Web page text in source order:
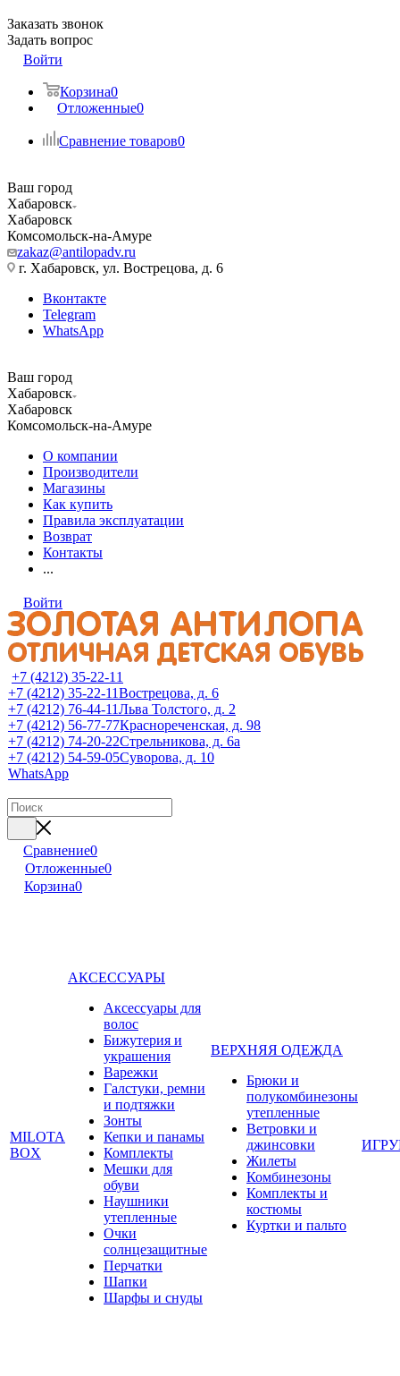
Заказать звонок
Задать вопрос
Войти
Корзина0
Отложенные0
Сравнение товаров0
Ваш город
Хабаровск
Хабаровск
Комсомольск-на-Амуре
zakaz@antilopadv.ru
г. Хабаровск, ул. Вострецова, д. 6
Вконтакте
Telegram
WhatsApp
Ваш город
Хабаровск
Хабаровск
Комсомольск-на-Амуре
О компании
Производители
Магазины
Как купить
Правила эксплуатации
Возврат
Контакты
...
Войти
+7 (4212) 35-22-11
+7 (4212) 35-22-11Вострецова, д. 6
+7 (4212) 76-44-11Льва Толстого, д. 2
+7 (4212) 56-77-77Краснореченская, д. 98
+7 (4212) 74-20-22Стрельникова, д. 6а
+7 (4212) 54-59-05Суворова, д. 10
WhatsApp
Сравнение0
Отложенные0
Корзина0
MILOTA
BOX
АКСЕССУАРЫ
Аксессуары для
волос
Бижутерия и
украшения
Варежки
Галстуки, ремни
и подтяжки
Зонты
Кепки и панамы
Комплекты
Мешки для
обуви
Наушники
утепленные
Очки
солнцезащитные
Перчатки
Шапки
Шарфы и снуды
ВЕРХНЯЯ ОДЕЖДА
Брюки и
полукомбинезоны
утепленные
Ветровки и
джинсовки
Жилеты
Комбинезоны
Комплекты и
костюмы
Куртки и пальто